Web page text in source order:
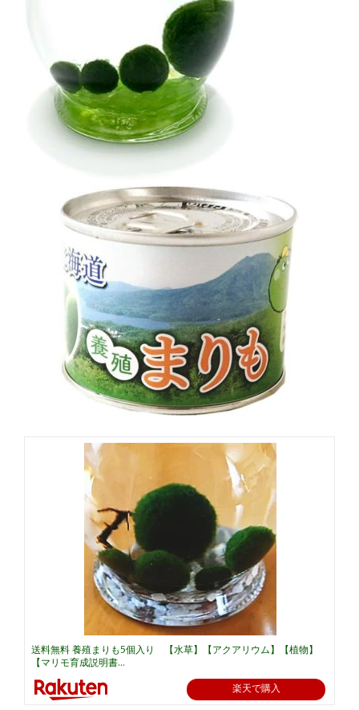
送料無料 養殖まりも5個入り 【水草】【アクアリウム】【植物】
【マリモ育成説明書...
楽天で購入